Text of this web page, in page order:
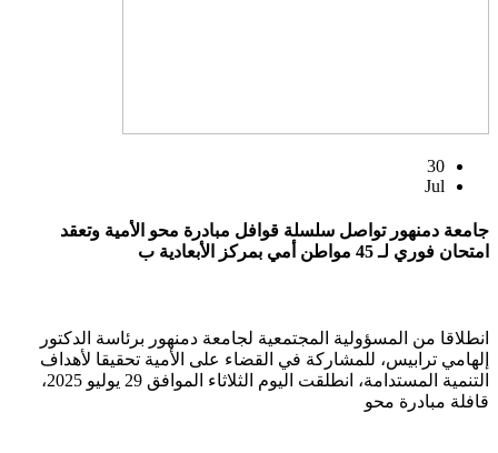
30
Jul
جامعة دمنهور تواصل سلسلة قوافل مبادرة محو الأمية وتعقد
امتحان فوري لـ 45 مواطن أمي بمركز الأبعادية ب
انطلاقا من المسؤولية المجتمعية لجامعة دمنهور برئاسة الدكتور
إلهامي ترابيس، للمشاركة في القضاء على الأمية تحقيقا لأهداف
التنمية المستدامة، انطلقت اليوم الثلاثاء الموافق 29 يوليو 2025،
قافلة مبادرة محو